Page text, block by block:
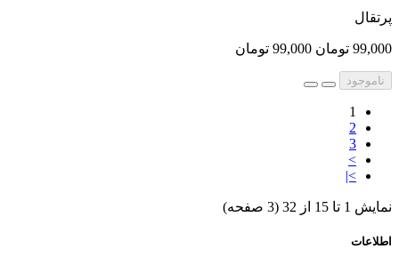
پرتقال
99,000 تومان 99,000 تومان
ناموجود
1
2
3
>
>|
نمایش 1 تا 15 از 32 (3 صفحه)
اطلاعات